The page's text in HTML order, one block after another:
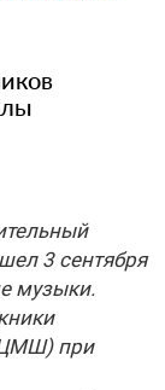
3 сентября
музыки.
при